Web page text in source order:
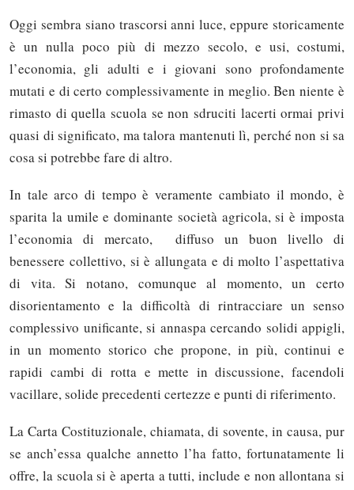
Oggi sembra siano trascorsi anni luce, eppure storicamente
è un nulla poco più di mezzo secolo, e usi, costumi,
l’economia, gli adulti e i giovani sono profondamente
mutati e di certo complessivamente in meglio. Ben niente è
rimasto di quella scuola se non sdruciti lacerti ormai privi
quasi di significato, ma talora mantenuti lì, perché non si sa
cosa si potrebbe fare di altro.
In tale arco di tempo è veramente cambiato il mondo, è
sparita la umile e dominante società agricola, si è imposta
l’economia di mercato, diffuso un buon livello di
benessere collettivo, si è allungata e di molto l’aspettativa
di vita. Si notano, comunque al momento, un certo
disorientamento e la difficoltà di rintracciare un senso
complessivo unificante, si annaspa cercando solidi appigli,
in un momento storico che propone, in più, continui e
rapidi cambi di rotta e mette in discussione, facendoli
vacillare, solide precedenti certezze e punti di riferimento.
La Carta Costituzionale, chiamata, di sovente, in causa, pur
se anch’essa qualche annetto l’ha fatto, fortunatamente li
offre, la scuola si è aperta a tutti, include e non allontana si